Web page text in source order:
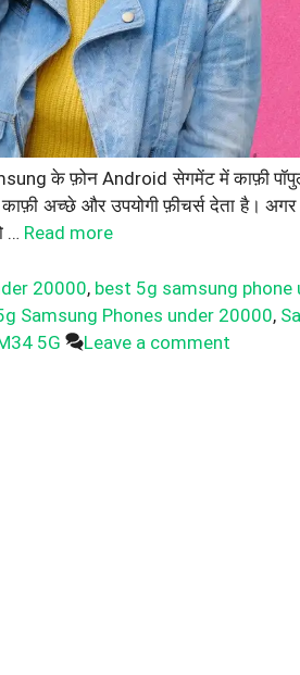
के फ़ोन Android सेगमेंट में काफ़ी
अच्छे और उपयोगी फ़ीचर्स देता है।
… Read more
20000, best 5g samsung
Samsung Phones under 20000,
5G Leave a comment